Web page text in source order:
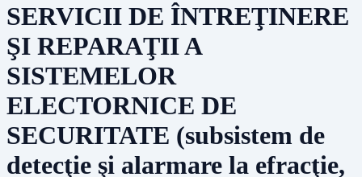
SERVICII DE ÎNTREŢINERE
ŞI REPARAŢII A
SISTEMELOR
ELECTORNICE DE
SECURITATE (subsistem de
detecţie şi alarmare la efracţie,